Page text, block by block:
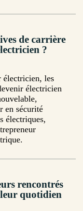
de carrière
?
électricien, les
électricien
en sécurité
électriques,
rencontrés
quotidien